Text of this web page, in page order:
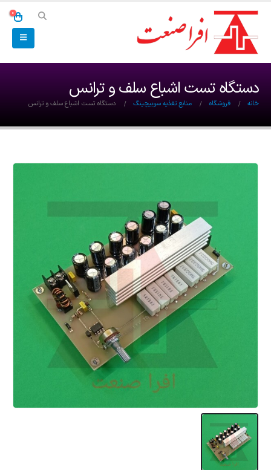
0
دستگاه تست اشباع سلف و ترانس
خانه فروشگاه منابع تغذیه سوییچینگ دستگاه تست اشباع سلف و ترانس